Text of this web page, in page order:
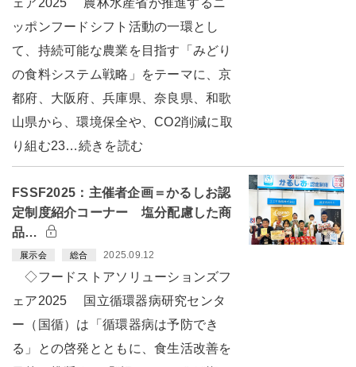
ェア2025 農林水産省が推進するニ
ッポンフードシフト活動の一環とし
て、持続可能な農業を目指す「みどり
の食料システム戦略」をテーマに、京
都府、大阪府、兵庫県、奈良県、和歌
山県から、環境保全や、CO2削減に取
り組む23…続きを読む
FSSF2025：主催者企画＝かるしお認
定制度紹介コーナー 塩分配慮した商
品…
展示会 総合 2025.09.12
◇フードストアソリューションズフ
ェア2025 国立循環器病研究センタ
ー（国循）は「循環器病は予防でき
る」との啓発とともに、食生活改善を